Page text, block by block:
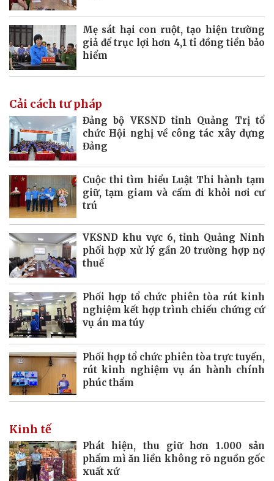
Mẹ sát hại con ruột, tạo hiện trường
giả để trục lợi hơn 4,1 tỉ đồng tiền bảo
hiểm
Cải cách tư pháp
Đảng bộ VKSND tỉnh Quảng Trị tổ
chức Hội nghị về công tác xây dựng
Đảng
Cuộc thi tìm hiểu Luật Thi hành tạm
giữ, tạm giam và cấm đi khỏi nơi cư
trú
VKSND khu vực 6, tỉnh Quảng Ninh
phối hợp xử lý gần 20 trường hợp nợ
thuế
Phối hợp tổ chức phiên tòa rút kinh
nghiệm kết hợp trình chiếu chứng cứ
vụ án ma túy
Phối hợp tổ chức phiên tòa trực tuyến,
rút kinh nghiệm vụ án hành chính
phúc thẩm
Kinh tế
Phát hiện, thu giữ hơn 1.000 sản
phẩm mì ăn liền không rõ nguồn gốc
xuất xứ